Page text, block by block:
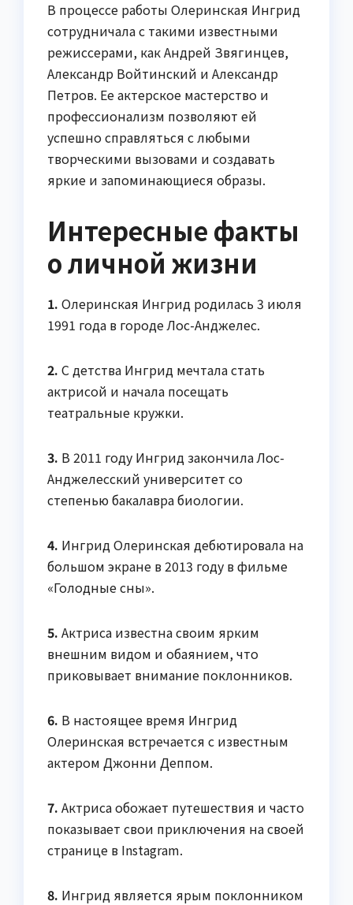
В процессе работы Олеринская Ингрид
сотрудничала с такими известными
режиссерами, как Андрей Звягинцев,
Александр Войтинский и Александр
Петров. Ее актерское мастерство и
профессионализм позволяют ей
успешно справляться с любыми
творческими вызовами и создавать
яркие и запоминающиеся образы.
Интересные факты
о личной жизни
1. Олеринская Ингрид родилась 3 июля
1991 года в городе Лос-Анджелес.
2. С детства Ингрид мечтала стать
актрисой и начала посещать
театральные кружки.
3. В 2011 году Ингрид закончила Лос-
Анджелесский университет со
степенью бакалавра биологии.
4. Ингрид Олеринская дебютировала на
большом экране в 2013 году в фильме
«Голодные сны».
5. Актриса известна своим ярким
внешним видом и обаянием, что
приковывает внимание поклонников.
6. В настоящее время Ингрид
Олеринская встречается с известным
актером Джонни Деппом.
7. Актриса обожает путешествия и часто
показывает свои приключения на своей
странице в Instagram.
8. Ингрид является ярым поклонником